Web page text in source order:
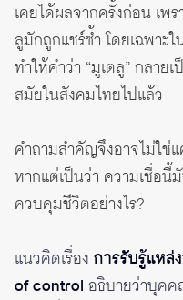
เคยได้ผลจากครั้งก่อน เพร
ลูมักถูกแชร์ซ้ำ โดยเฉพาะ
ทำให้คำว่า “มูเตลู” กลา
สมัยในสังคมไทยไปแล้ว
คำถามสำคัญจึงอาจไม่ใช่
หากแต่เป็นว่า ความเชื่อนี้
ควบคุมชีวิตอย่างไร?
แนวคิดเรื่อง การรับรู้แหล่
of control อธิบายว่าบุคค